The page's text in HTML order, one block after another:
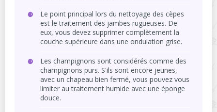
Le point principal lors du nettoyage des cèpes
est le traitement des jambes rugueuses. De
eux, vous devez supprimer complètement la
couche supérieure dans une ondulation grise.
Les champignons sont considérés comme des
champignons purs. S'ils sont encore jeunes,
avec un chapeau bien fermé, vous pouvez vous
limiter au traitement humide avec une éponge
douce.